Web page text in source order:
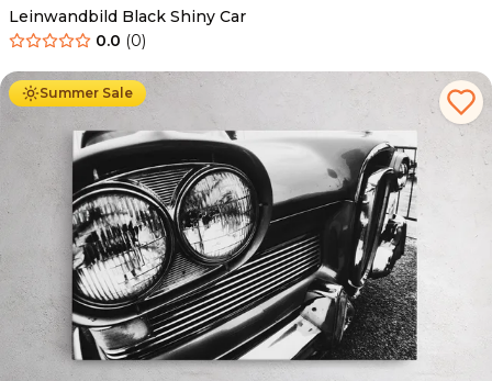
Leinwandbild Black Shiny Car
0.0 (0)
Summer Sale
Ab 39.90 € 34.90